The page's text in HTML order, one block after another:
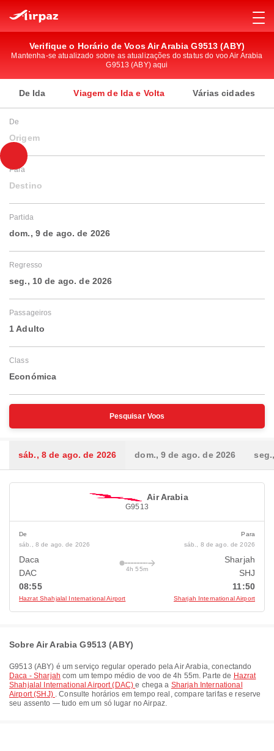
Verifique o Horário de Voos Air Arabia G9513 (ABY)
Mantenha-se atualizado sobre as atualizações do status do voo Air Arabia
G9513 (ABY) aqui
De Ida Viagem de Ida e Volta Várias cidades
De
Origem
Para
Destino
Partida
dom., 9 de ago. de 2026
Regresso
seg., 10 de ago. de 2026
Passageiros
1 Adulto
Class
Económica
Pesquisar Voos
sáb., 8 de ago. de 2026 dom., 9 de ago. de 2026
Air Arabia
G9513
De
sáb., 8 de ago. de 2026
Daca
DAC
08:55
Hazrat Shahjalal International Airport
4h 55m
Para
sáb., 8 de ago. de 2026
Sharjah
SHJ
11:50
Sharjah International Airport
Sobre Air Arabia G9513 (ABY)
G9513 (ABY) é um serviço regular operado pelaAir Arabia, conectando
Daca - Sharjah com um tempo médio de voo de4h 55m. Parte de Hazrat
Shahjalal International Airport (DAC)e chega a Sharjah International
Airport (SHJ) . Consulte horários em tempo real, compare tarifas e reserve
seu assento — tudo em um só lugar no Airpaz.